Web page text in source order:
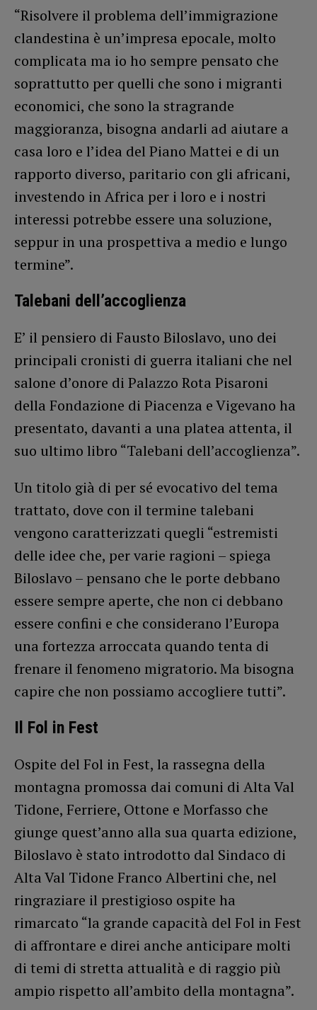
“Risolvere il problema dell’immigrazione
clandestina è un’impresa epocale, molto
complicata ma io ho sempre pensato che
soprattutto per quelli che sono i migranti
economici, che sono la stragrande
maggioranza, bisogna andarli ad aiutare a
casa loro e l’idea del Piano Mattei e di un
rapporto diverso, paritario con gli africani,
investendo in Africa per i loro e i nostri
interessi potrebbe essere una soluzione,
seppur in una prospettiva a medio e lungo
termine”.
Talebani dell’accoglienza
E’ il pensiero di Fausto Biloslavo, uno dei
principali cronisti di guerra italiani che nel
salone d’onore di Palazzo Rota Pisaroni
della Fondazione di Piacenza e Vigevano ha
presentato, davanti a una platea attenta, il
suo ultimo libro “Talebani dell’accoglienza”.
Un titolo già di per sé evocativo del tema
trattato, dove con il termine talebani
vengono caratterizzati quegli “estremisti
delle idee che, per varie ragioni – spiega
Biloslavo – pensano che le porte debbano
essere sempre aperte, che non ci debbano
essere confini e che considerano l’Europa
una fortezza arroccata quando tenta di
frenare il fenomeno migratorio. Ma bisogna
capire che non possiamo accogliere tutti”.
Il Fol in Fest
Ospite del Fol in Fest, la rassegna della
montagna promossa dai comuni di Alta Val
Tidone, Ferriere, Ottone e Morfasso che
giunge quest’anno alla sua quarta edizione,
Biloslavo è stato introdotto dal Sindaco di
Alta Val Tidone Franco Albertini che, nel
ringraziare il prestigioso ospite ha
rimarcato “la grande capacità del Fol in Fest
di affrontare e direi anche anticipare molti
di temi di stretta attualità e di raggio più
ampio rispetto all’ambito della montagna”.